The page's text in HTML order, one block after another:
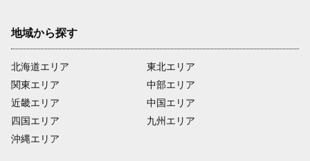
地域から探す
北海道エリア
関東エリア
近畿エリア
四国エリア
沖縄エリア
東北エリア
中部エリア
中国エリア
九州エリア